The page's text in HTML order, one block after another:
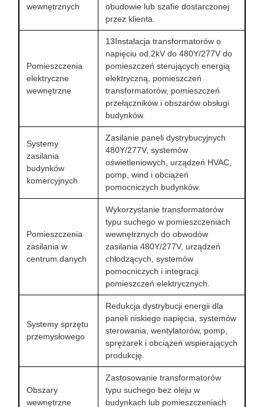
wewnętrznych
obudowie lub szafie dostarczonej
przez klienta.
Pomieszczenia
elektryczne
wewnętrzne
13Instalacja transformatorów o
napięciu od.2kV do 480Y/277V do
pomieszczeń sterujących energią
elektryczną, pomieszczeń
transformatorów, pomieszczeń
przełączników i obszarów obsługi
budynków.
Systemy
zasilania
budynków
komercyjnych
Zasilanie paneli dystrybucyjnych
480Y/277V, systemów
oświetleniowych, urządzeń HVAC,
pomp, wind i obciążeń
pomocniczych budynków.
Pomieszczenia
zasilania w
centrum danych
Wykorzystanie transformatorów
typu suchego w pomieszczeniach
wewnętrznych do obwodów
zasilania 480Y/277V, urządzeń
chłodzących, systemów
pomocniczych i integracji
pomieszczeń elektrycznych.
Systemy sprzętu
przemysłowego
Redukcja dystrybucji energii dla
paneli niskiego napięcia, systemów
sterowania, wentylatorów, pomp,
sprężarek i obciążeń wspierających
produkcję.
Obszary
wewnętrzne
Zastosowanie transformatorów
typu suchego bez oleju w
budynkach lub pomieszczeniach